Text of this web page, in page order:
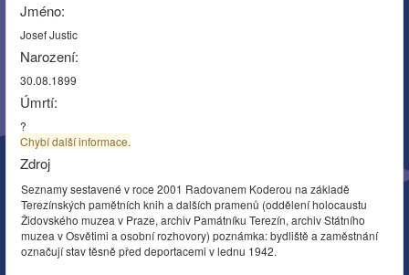
Jméno:
Josef Justic
Narození:
30.08.1899
Úmrtí:
?
Chybí další informace.
Zdroj
Seznamy sestavené v roce 2001 Radovanem Koderou na základě
Terezínských pamětních knih a dalších pramenů (oddělení holocaustu
Židovského muzea v Praze, archiv Památníku Terezín, archiv Státního
muzea v Osvětimi a osobní rozhovory) poznámka: bydliště a zaměstnání
označují stav těsně před deportacemi v lednu 1942.